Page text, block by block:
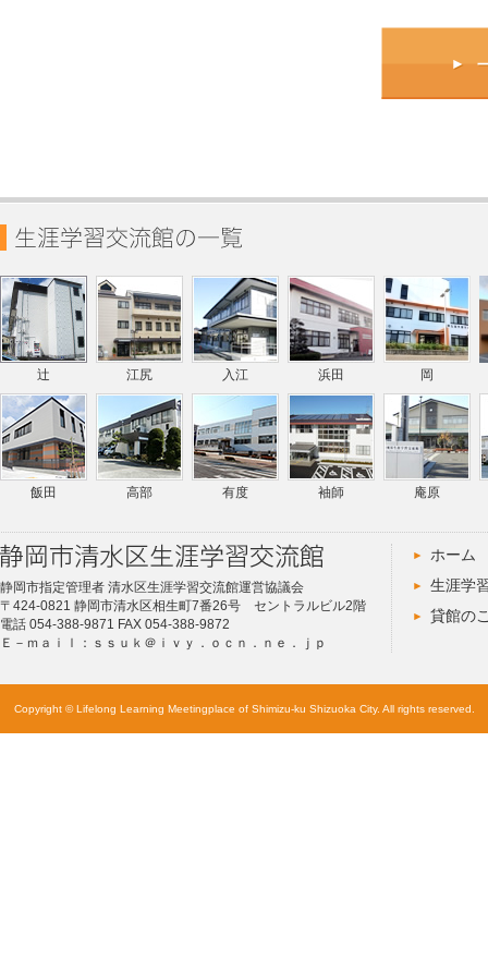
辻 江尻 入江 浜田 岡
飯田 高部 有度 袖師 庵原
静岡市指定管理者 清水区生涯学習交流館運営協議会
〒424-0821 静岡市清水区相生町7番26号 セントラルビル2階
電話 054-388-9871 FAX 054-388-9872
Ｅ－ｍａｉｌ：ｓｓｕｋ＠ｉｖｙ．ｏｃｎ．ｎｅ．ｊｐ
ホーム
生涯学
貸館の
Copyright © Lifelong Learning Meetingplace of Shimizu-ku Shizuoka City. All rights reserved.